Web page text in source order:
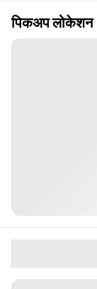
पिकअप लोकेशन